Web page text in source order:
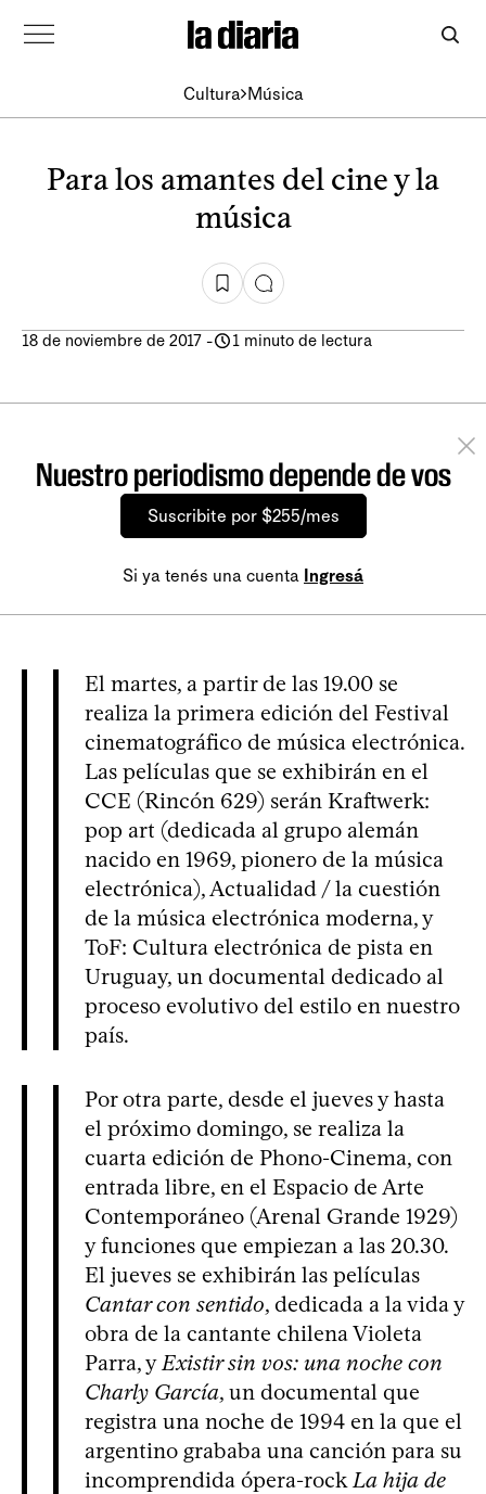
Cultura Música
Para los amantes del cine y la
música
18 de noviembre de 2017 - 1 minuto de lectura
Nuestro periodismo depende de vos
Suscribite por $255/mes
Si ya tenés una cuenta Ingresá
El martes, a partir de las 19.00 se
realiza la primera edición del Festival
cinematográfico de música electrónica.
Las películas que se exhibirán en el
CCE (Rincón 629) serán Kraftwerk:
pop art (dedicada al grupo alemán
nacido en 1969, pionero de la música
electrónica), Actualidad / la cuestión
de la música electrónica moderna, y
ToF: Cultura electrónica de pista en
Uruguay, un documental dedicado al
proceso evolutivo del estilo en nuestro
país.
Por otra parte, desde el jueves y hasta
el próximo domingo, se realiza la
cuarta edición de Phono-Cinema, con
entrada libre, en el Espacio de Arte
Contemporáneo (Arenal Grande 1929)
y funciones que empiezan a las 20.30.
El jueves se exhibirán las películas
Cantar con sentido, dedicada a la vida y
obra de la cantante chilena Violeta
Parra, yExistir sin vos: una noche con
Charly García, un documental que
registra una noche de 1994 en la que el
argentino grababa una canción para su
incomprendida ópera-rockLa hija de